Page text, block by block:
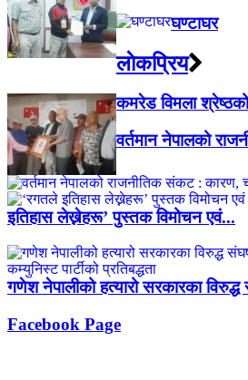
घण्टाघर
लाेकप्रिय
कमरेड विमला
वर्तमान नेपालको
इतिहास लेख्नेहरू’ पुस्तक विमोचन एवं...
गणेश नेपालीको हत्यारो सरकारका विरुद्ध
Facebook Page